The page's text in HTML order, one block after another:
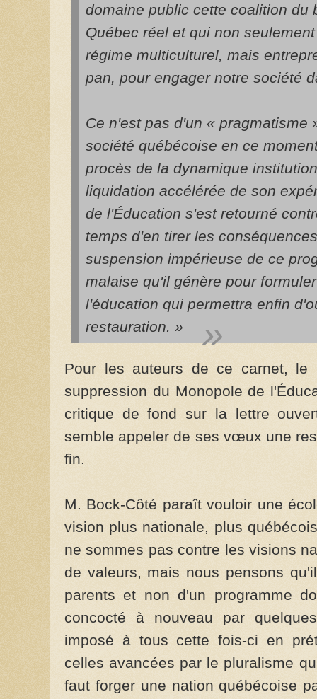
domaine public cette coalition du
Québec réel et qui non
régime multiculturel, mais
pan, pour engager notre société
Ce n'est pas d'un « pragmatisme
société québécoise en ce
procès de la dynamique
liquidation accélérée de son
de l'Éducation s'est retourné
temps d'en tirer les
suspension impérieuse de ce
malaise qu'il génère pour
l'éducation qui permettra enfin
restauration. »
Pour les auteurs de ce carnet, le
suppression du Monopole de
critique de fond sur la lettre
semble appeler de ses vœux une
fin.
M. Bock-Côté paraît vouloir une
vision plus nationale, plus
ne sommes pas contre les visions
de valeurs, mais nous pensons
parents et non d'un programme
concocté à nouveau par
imposé à tous cette fois-ci en
celles avancées par le pluralisme
faut forger une nation québécoise